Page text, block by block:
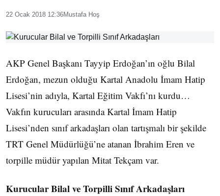
22 Ocak 2018 12:36Mustafa Hoş
AKP Genel Başkanı Tayyip Erdoğan’ın oğlu Bilal
Erdoğan, mezun olduğu Kartal Anadolu İmam Hatip
Lisesi’nin adıyla, Kartal Eğitim Vakfı’nı kurdu…
Vakfın kurucuları arasında Kartal İmam Hatip
Lisesi’nden sınıf arkadaşları olan tartışmalı bir şekilde
TRT Genel Müdürlüğü’ne atanan İbrahim Eren ve
torpille müdür yapılan Mitat Tekçam var.
Kurucular Bilal ve Torpilli Sınıf Arkadaşları